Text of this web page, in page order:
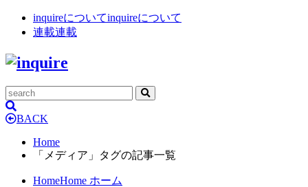
inquireについてinquireについて
連載連載
BACK
Home
「メディア」タグの記事一覧
HomeHome ホーム